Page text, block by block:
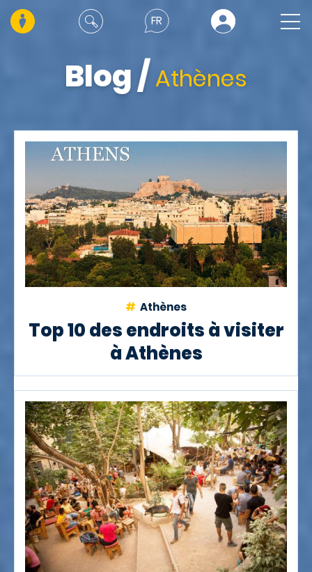
FR
Blog/Athènes
Athènes
Top 10 des endroits à visiter
à Athènes